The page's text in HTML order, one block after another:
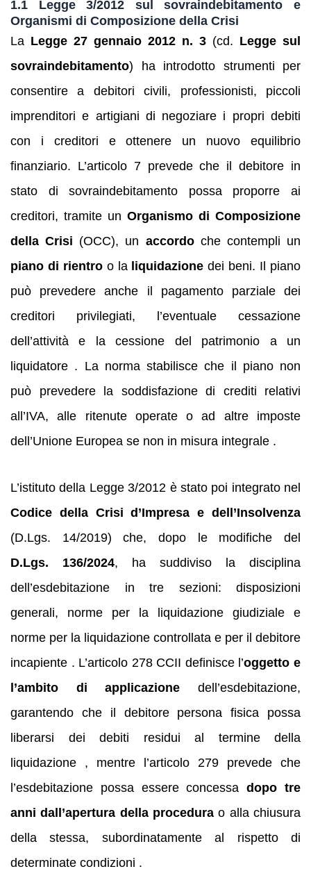
1.1 Legge 3/2012 sul sovraindebitamento e
Organismi di Composizione della Crisi
La Legge 27 gennaio 2012 n. 3 (cd. Legge sul
sovraindebitamento) ha introdotto strumenti per
consentire a debitori civili, professionisti, piccoli
imprenditori e artigiani di negoziare i propri debiti
con i creditori e ottenere un nuovo equilibrio
finanziario. L’articolo 7 prevede che il debitore in
stato di sovraindebitamento possa proporre ai
creditori, tramite un Organismo di Composizione
della Crisi (OCC), un accordoche contempli un
piano di rientroo la liquidazione dei beni. Il piano
può prevedere anche il pagamento parziale dei
creditori privilegiati, l’eventuale cessazione
dell’attività e la cessione del patrimonio a un
liquidatore . La norma stabilisce che il piano non
può prevedere la soddisfazione di crediti relativi
all’IVA, alle ritenute operate o ad altre imposte
dell’Unione Europea se non in misura integrale .
L’istituto della Legge 3/2012 è stato poi integrato nel
Codice della Crisi d’Impresa e dell’Insolvenza
(D.Lgs. 14/2019) che, dopo le modifiche del
D.Lgs. 136/2024, ha suddiviso la disciplina
dell’esdebitazione in tre sezioni: disposizioni
generali, norme per la liquidazione giudiziale e
norme per la liquidazione controllata e per il debitore
incapiente . L’articolo 278 CCII definisce l’oggetto e
l’ambito di applicazione dell’esdebitazione,
garantendo che il debitore persona fisica possa
liberarsi dei debiti residui al termine della
liquidazione , mentre l’articolo 279 prevede che
l’esdebitazione possa essere concessadopo tre
anni dall’apertura della procedura o alla chiusura
della stessa, subordinatamente al rispetto di
determinate condizioni .